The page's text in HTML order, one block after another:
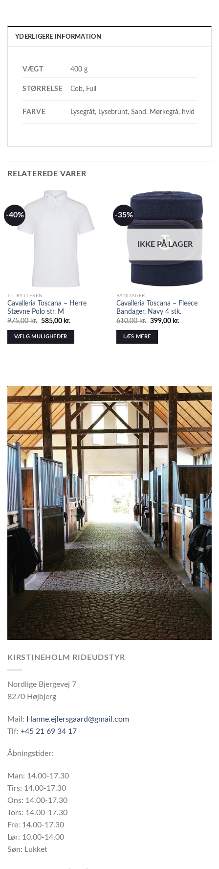
YDERLIGERE INFORMATION
VÆGT 400 g
STØRRELSE Cob, Full
FARVE Lysegråt, Lysebrunt, Sand, Mørkegrå, hvid
RELATEREDE VARER
-40%
TIL RYTTEREN
Cavalleria Toscana – Herre
Stævne Polo str. M
975,00kr. 585,00 kr.
VÆLG MULIGHEDER
-35%
IKKE PÅ LAGER
BANDAGER
Cavalleria Toscana – Fleece
Bandager, Navy 4 stk.
610,00kr. 399,00 kr.
LÆS MERE
KIRSTINEHOLM RIDEUDSTYR
Nordlige Bjergevej 7
8270 Højbjerg
Mail: Hanne.ejlersgaard@gmail.com
Tlf: +45 21 69 34 17
Åbningstider:
Man: 14.00-17.30
Tirs: 14.00-17.30
Ons: 14.00-17.30
Tors: 14.00-17.30
Fre: 14.00-17.30
Lør: 10.00-14.00
Søn: Lukket